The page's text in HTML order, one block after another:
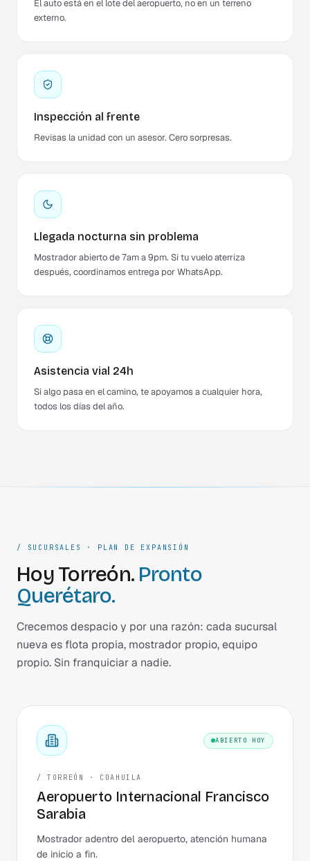
El auto está en el lote del aeropuerto, no en un terreno
externo.
Inspección al frente
Revisas la unidad con un asesor. Cero sorpresas.
Llegada nocturna sin problema
Mostrador abierto de 7am a 9pm. Si tu vuelo aterriza
después, coordinamos entrega por WhatsApp.
Asistencia vial 24h
Si algo pasa en el camino, te apoyamos a cualquier hora,
todos los días del año.
/ SUCURSALES · PLAN DE EXPANSIÓN
Hoy Torreón. Pronto
Querétaro.
Crecemos despacio y por una razón: cada sucursal
nueva es flota propia, mostrador propio, equipo
propio. Sin franquiciar a nadie.
ABIERTO HOY
/ TORREÓN · COAHUILA
Aeropuerto Internacional Francisco
Sarabia
Mostrador adentro del aeropuerto, atención humana
de inicio a fin.